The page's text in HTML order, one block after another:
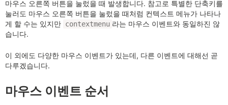
마우스 오른쪽 버튼을 눌렀을 때 발생합니다. 참고로 특별한 단축키를
눌러도 마우스 오른쪽 버튼을 눌렀을 때처럼 컨텍스트 메뉴가 나타나
게 할 수는 있지만 contextmenu 라는 마우스 이벤트와 동일하진 않
습니다.
이 외에도 다양한 마우스 이벤트가 있는데, 다른 이벤트에 대해선 곧
다루겠습니다.
마우스 이벤트 순서